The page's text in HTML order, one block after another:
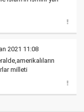
2021 11:08
milleti